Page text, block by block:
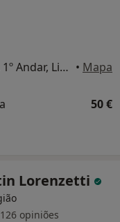
Rua Rodrigues Sampaio 76, 1º Andar, Lisboa • Mapa
50 €
Lorenzetti
126 opiniões